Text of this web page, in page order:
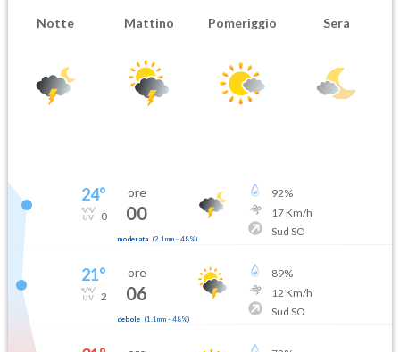
Notte Mattino Pomeriggio Sera
24°
0
ore
00
moderata (2.1mm- 48%)
92%
17Km/h
Sud SO
21°
2
ore
06
debole (1.1mm- 48%)
89%
12 Km/h
Sud SO